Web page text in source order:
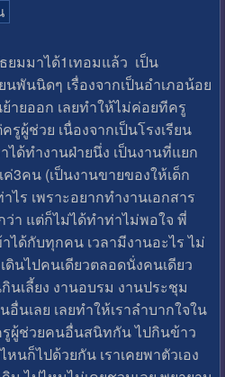
ยมมาได้1เทอมแล้ว เป็น
นพันนิดๆ เรื่องจากเป็นอำเภอน้อย
ายออก เลยทำให้ไม่ค่อยทีครู
ผู้ช่วย เนื่องจากเป็นโรงเรียน
ได้ทำงานฝ่ายนึ่ง เป็นงานที่แยก
3คน (เป็นงานขายของให้เด็ก
ไร เพราะอยากทำงานเอกสาร
า แต่ก็ไม่ได้ทำท่าไม่พอใจ พี่
ได้กับทุกคน เวลามีงานอะไร ไม่
ดินไปคนเดียวตลอดนั่งคนเดียว
นเลี้ยง งานอบรม งานประชุม
นเลย เลยทำให้เราลำบากใจใน
รูผู้ช่วยคนอื่นสนิทกัน ไปกินข้าว
นก็ไปด้วยกัน เราเคยพาตัวเอง